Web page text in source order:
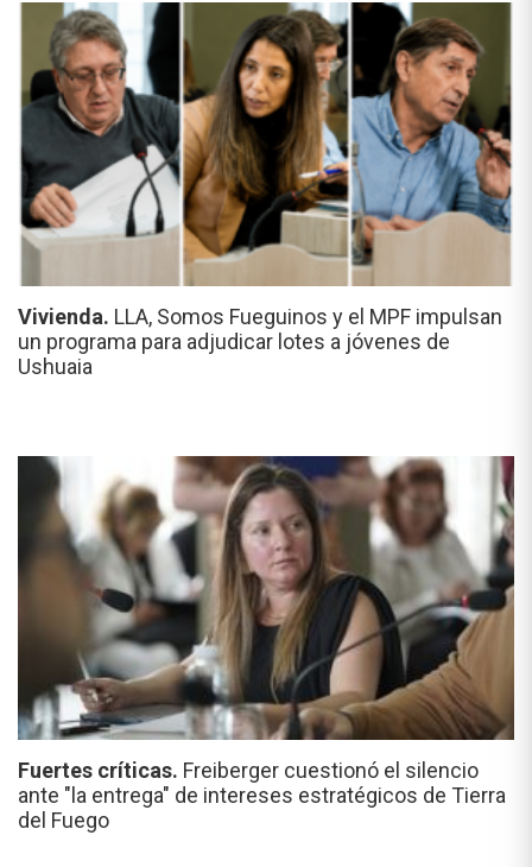
Vivienda. LLA, Somos Fueguinos y el MPF impulsan
un programa para adjudicar lotes a jóvenes de
Ushuaia
Fuertes críticas. Freiberger cuestionó el silencio
ante "la entrega" de intereses estratégicos de Tierra
del Fuego